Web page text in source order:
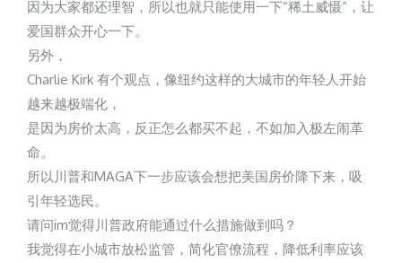
因为大家都还理智，所以也就只能使用一下“稀土威慑”，让
爱国群众开心一下。
另外，
Charlie Kirk 有个观点，像纽约这样的大城市的年轻人开始
越来越极端化，
是因为房价太高，反正怎么都买不起，不如加入极左闹革
命。
所以川普和MAGA下一步应该会想把美国房价降下来，吸
引年轻选民。
请问im觉得川普政府能通过什么措施做到吗？
我觉得在小城市放松监管，简化官僚流程，降低利率应该